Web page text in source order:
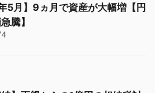
5月】9ヵ月で資産が大幅増【円
騰】